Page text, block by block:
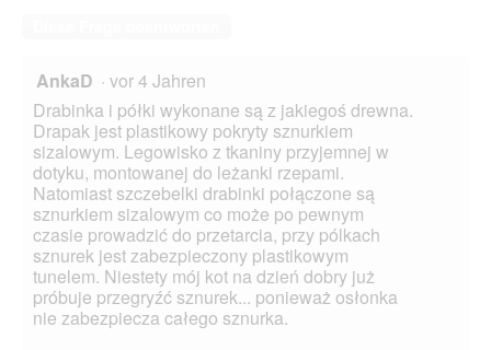
AnkaD · vor 4 Jahren
Drabinka i półki wykonane są z jakiegoś drewna.
Drapak jest plastikowy pokryty sznurkiem
sizalowym. Legowisko z tkaniny przyjemnej w
dotyku, montowanej do leżanki rzepami.
Natomiast szczebelki drabinki połączone są
sznurkiem sizalowym co może po pewnym
czasie prowadzić do przetarcia, przy pólkach
sznurek jest zabezpieczony plastikowym
tunelem. Niestety mój kot na dzień dobry już
próbuje przegryźć sznurek... ponieważ osłonka
nie zabezpiecza całego sznurka.